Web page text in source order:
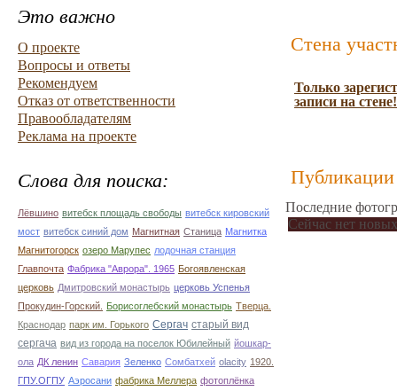
Это важно
О проекте
Вопросы и ответы
Рекомендуем
Отказ от ответственности
Правообладателям
Реклама на проекте
Слова для поиска:
Лёвшино витебск площадь свободы витебск кировский
мост витебск синий дом Магнитная Станица Магнитка
Магнитогорск озеро Марупес лодочная станция
Главпочта Фабрика "Аврора". 1965 Богоявленская
церковь Дмитровский монастырь церковь Успенья
Прокудин-Горский.
Борисоглебский монастырь Тверца.
Краснодар парк им. Горького Сергач старый вид
сергача вид из города на поселок Юбилейный йошкар-
ола ДК ленин Савария Зеленко Сомбатхей olacity 1920.
ГПУ.ОГПУ Аэросани фабрика Меллера фотоплёнка
Стена
Только
записи на стене!
Публикации
Последние
Сейчас нет